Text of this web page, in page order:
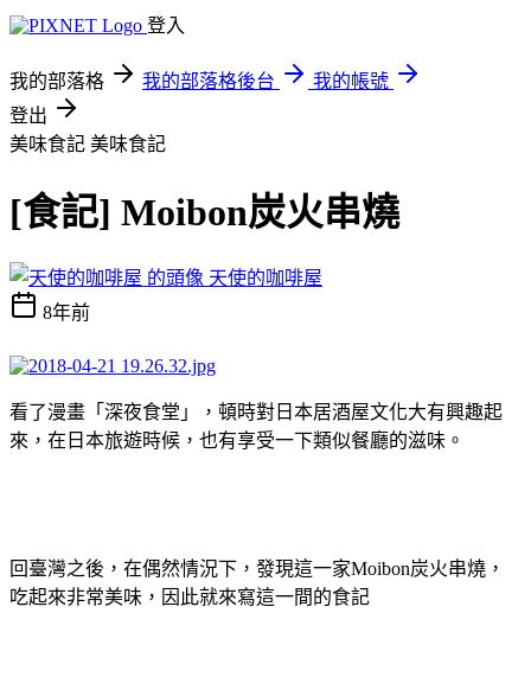
登入
我的部落格 我的部落格後台
我的帳號
登出
美味食記 美味食記
[食記] Moibon炭火串燒
天使的咖啡屋
8年前
看了漫畫「深夜食堂」，頓時對日本居酒屋文化大有興趣起
來，在日本旅遊時候，也有享受一下類似餐廳的滋味。
回臺灣之後，在偶然情況下，發現這一家Moibon炭火串燒，
吃起來非常美味，因此就來寫這一間的食記